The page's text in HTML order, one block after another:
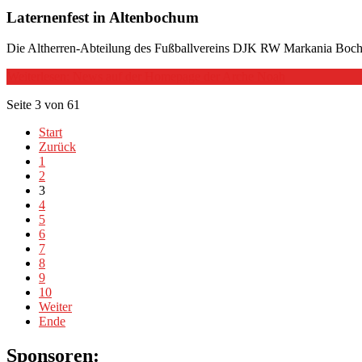
Laternenfest in Altenbochum
Die Altherren-Abteilung des Fußballvereins DJK RW Markania
Seite 3 von 61
Start
Zurück
1
2
3
4
5
6
7
8
9
10
Weiter
Ende
Sponsoren: